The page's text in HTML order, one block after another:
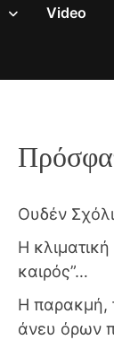
Video
Ουδέν
Η
καιρός”…
Η παρακμή,
άνευ όρων